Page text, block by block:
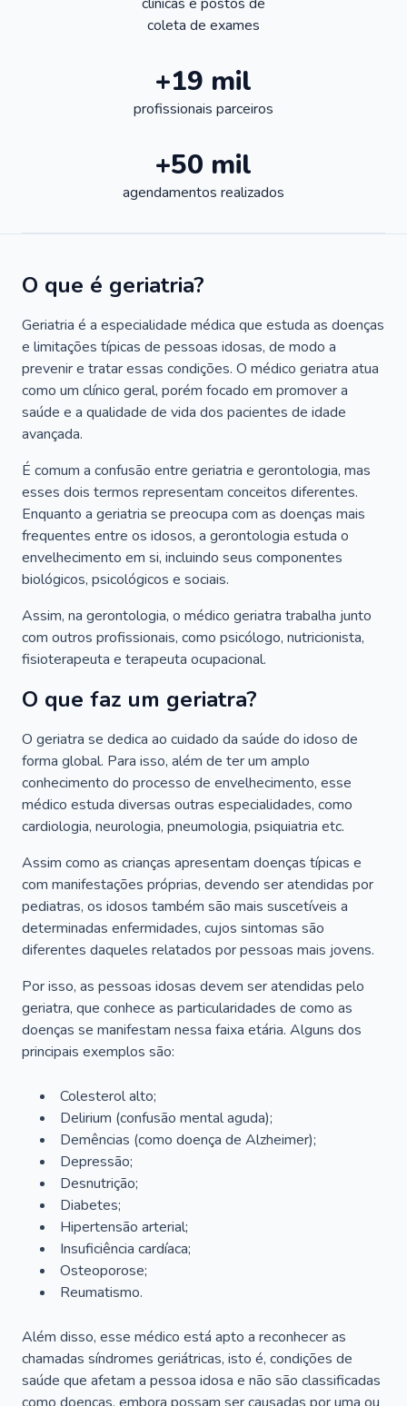
coleta de exames
+19 mil
profissionais parceiros
+50 mil
agendamentos realizados
O que é geriatria?
Geriatria é a especialidade médica que estuda as doenças
e limitações típicas de pessoas idosas, de modo a
prevenir e tratar essas condições. O médico geriatra atua
como um clínico geral, porém focado em promover a
saúde e a qualidade de vida dos pacientes de idade
avançada.
É comum a confusão entre geriatria e gerontologia, mas
esses dois termos representam conceitos diferentes.
Enquanto a geriatria se preocupa com as doenças mais
frequentes entre os idosos, a gerontologia estuda o
envelhecimento em si, incluindo seus componentes
biológicos, psicológicos e sociais.
Assim, na gerontologia, o médico geriatra trabalha junto
com outros profissionais, como psicólogo, nutricionista,
fisioterapeuta e terapeuta ocupacional.
O que faz um geriatra?
O geriatra se dedica ao cuidado da saúde do idoso de
forma global. Para isso, além de ter um amplo
conhecimento do processo de envelhecimento, esse
médico estuda diversas outras especialidades, como
cardiologia, neurologia, pneumologia, psiquiatria etc.
Assim como as crianças apresentam doenças típicas e
com manifestações próprias, devendo ser atendidas por
pediatras, os idosos também são mais suscetíveis a
determinadas enfermidades, cujos sintomas são
diferentes daqueles relatados por pessoas mais jovens.
Por isso, as pessoas idosas devem ser atendidas pelo
geriatra, que conhece as particularidades de como as
doenças se manifestam nessa faixa etária. Alguns dos
principais exemplos são:
Colesterol alto;
Delirium (confusão mental aguda);
Demências (como doença de Alzheimer);
Depressão;
Desnutrição;
Diabetes;
Hipertensão arterial;
Insuficiência cardíaca;
Osteoporose;
Reumatismo.
Além disso, esse médico está apto a reconhecer as
chamadas síndromes geriátricas, isto é, condições de
saúde que afetam a pessoa idosa e não são classificadas